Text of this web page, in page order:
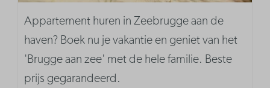
Appartement huren in Zeebrugge aan de
haven? Boek nu je vakantie en geniet van het
'Brugge aan zee' met de hele familie. Beste
prijs gegarandeerd.